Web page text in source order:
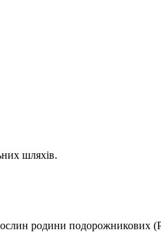
шляхів.
родини подорожникових